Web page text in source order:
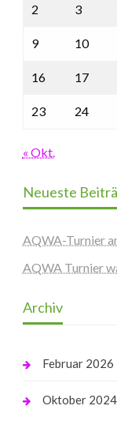
2 3
9 10
16 17
23 24
« Okt.
Neueste
AQWA-Turnier
AQWA Turnier
Archiv
Februar 2026
Oktober 2024